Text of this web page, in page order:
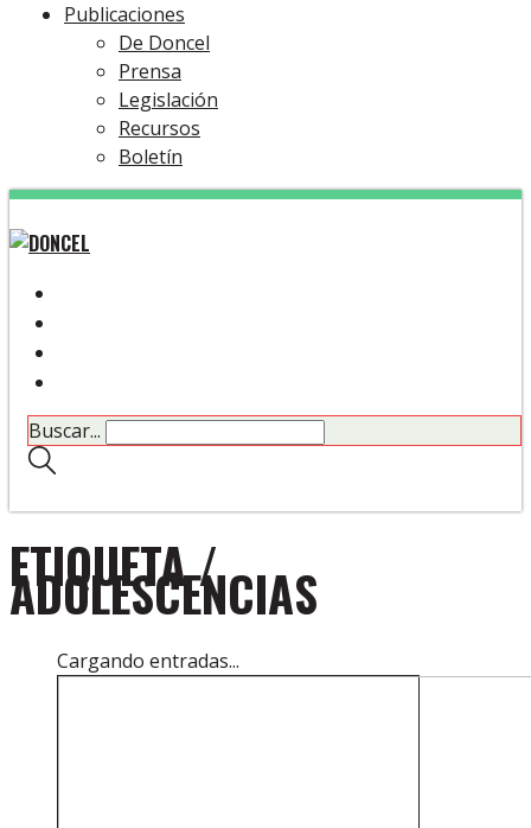
Publicaciones
De Doncel
Prensa
Legislación
Recursos
Boletín
Buscar...
ETIQUETA /
ADOLESCENCIAS
Cargando entradas...